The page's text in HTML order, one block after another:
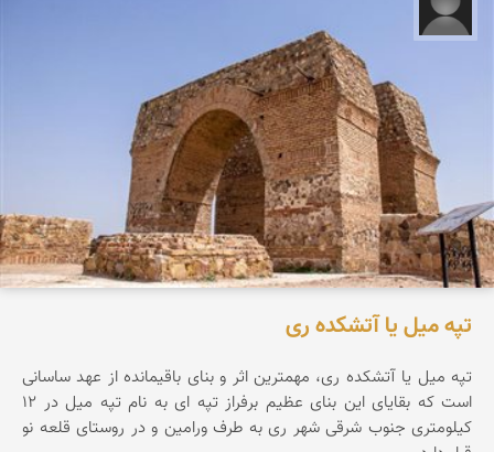
تپه میل یا آتشکده ری
تپه ميل يا آتشكده ری، مهمترين اثر و بنای باقيمانده از عهد ساسانی
است كه بقايای اين بنای عظيم برفراز تپه ای به نام تپه ميل در 12
كيلومتری جنوب شرقی شهر ری به طرف ورامين و در روستای قلعه نو